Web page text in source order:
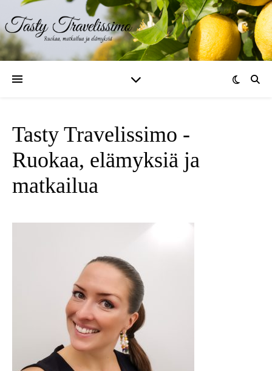
Tasty Travelissimo -
Ruokaa, elämyksiä ja
matkailua